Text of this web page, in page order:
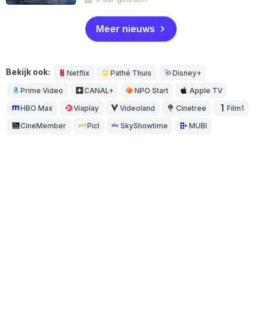
Meer nieuws
Bekijk ook: Netflix Pathé Thuis Disney+
Prime Video CANAL+ NPO Start Apple TV
HBO Max Viaplay Videoland Cinetree Film1
CineMember Picl SkyShowtime MUBI